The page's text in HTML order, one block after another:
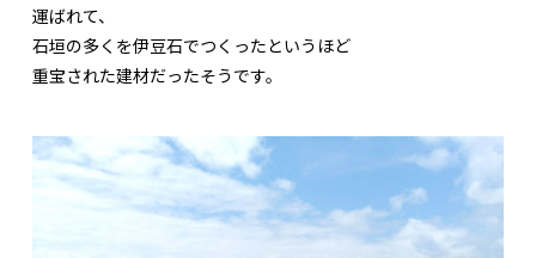
運ばれて、
石垣の多くを伊豆石でつくったというほど
重宝された建材だったそうです。